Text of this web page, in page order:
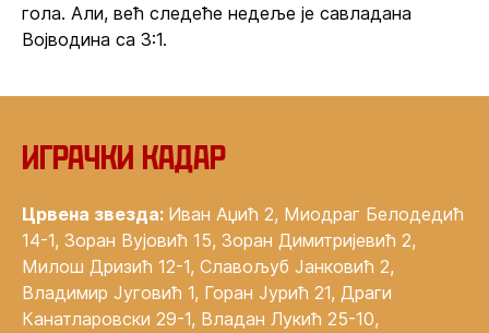
гола. Али, већ следеће недеље је савладана
Војводина са 3:1.
Играчки кадар
Црвена звезда: Иван Аџић 2, Миодраг Белодедић
14-1, Зоран Вујовић 15, Зоран Димитријевић 2,
Милош Дризић 12-1, Славољуб Јанковић 2,
Владимир Југовић 1, Горан Јурић 21, Драги
Канатларовски 29-1, Владан Лукић 25-10,